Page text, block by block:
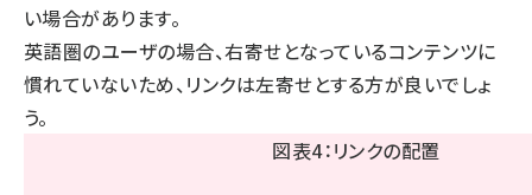
い場合があります。
英語圏のユーザの場合、右寄せとなっているコンテンツに
慣れていないため、リンクは左寄せとする方が良いでしょ
う。